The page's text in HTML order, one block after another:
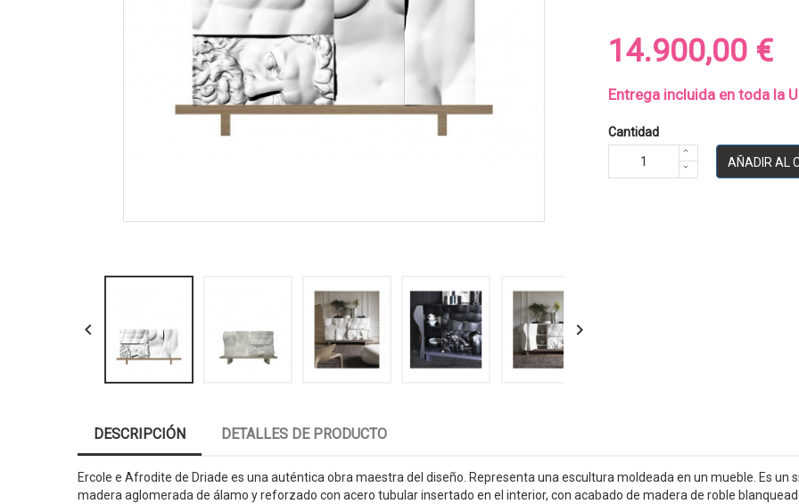
 
14.900,00 €
Entrega incluida en toda la
Cantidad
AÑADIR AL
DESCRIPCIÓN DETALLES DE PRODUCTO
Ercole e Afrodite de Driade es una auténtica obra maestra del diseño. Representa una escultura moldeada en un mueble. Es
madera aglomerada de álamo y reforzado con acero tubular insertado en el interior, con acabado de madera de roble